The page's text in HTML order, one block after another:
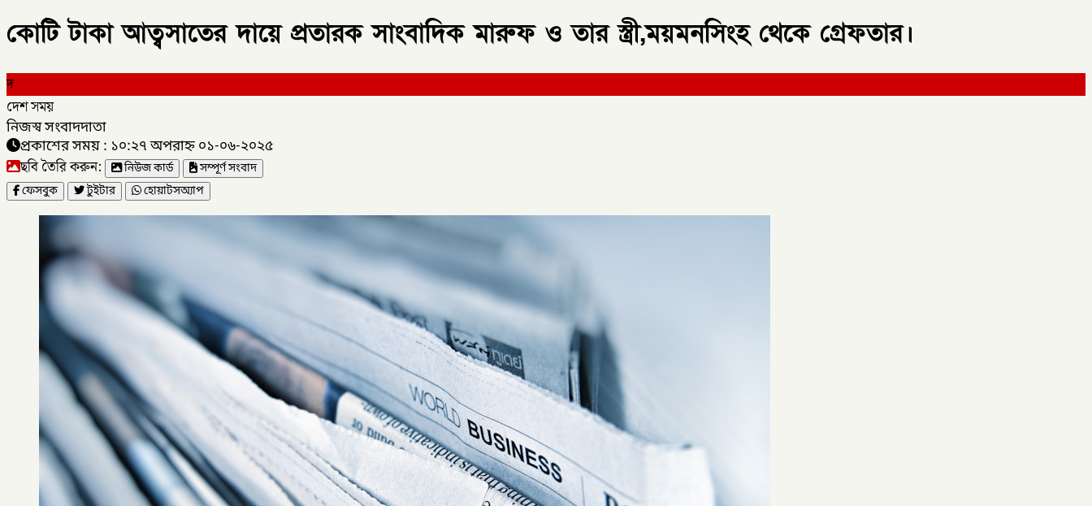
কোটি টাকা আত্বসাতের দায়ে প্রতারক সাংবাদিক মারুফ ও তার স্ত্রী,ময়মনসিংহ থেকে গ্রেফতার।
দ
দেশ সময়
নিজস্ব সংবাদদাতা
প্রকাশের সময় : ১০:২৭ অপরাহ্ন ০১-০৬-২০২৫
ছবি তৈরি করুন: নিউজ কার্ড
সম্পূর্ণ সংবাদ
ফেসবুক
টুইটার হোয়াটসঅ্যাপ